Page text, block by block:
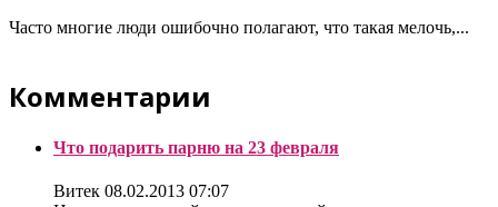
Часто многие люди ошибочно полагают, что такая мелочь,...
Комментарии
Что подарить парню на 23 февраля
Витек 08.02.2013 07:07